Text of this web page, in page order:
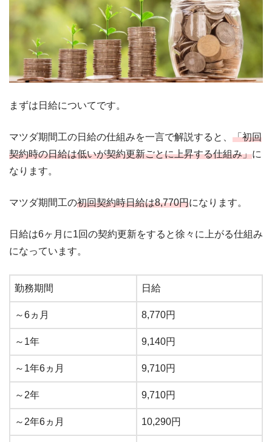
まずは日給についてです。
マツダ期間工の日給の仕組みを一言で解説すると、 「初回
契約時の日給は低いが契約更新ごとに上昇する仕組み」に
なります。
マツダ期間工の初回契約時日給は8,770円になります。
日給は6ヶ月に1回の契約更新をすると徐々に上がる仕組み
になっています。
勤務期間 日給
～6ヵ月 8,770円
～1年 9,140円
～1年6ヵ月 9,710円
～2年 9,710円
～2年6ヵ月 10,290円